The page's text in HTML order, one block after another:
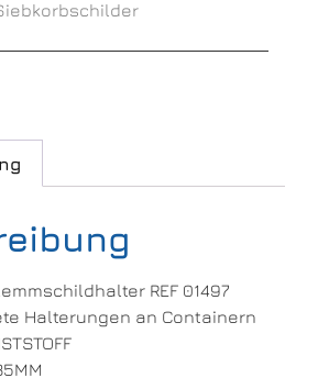
REF 01497
Halterungen an Containern